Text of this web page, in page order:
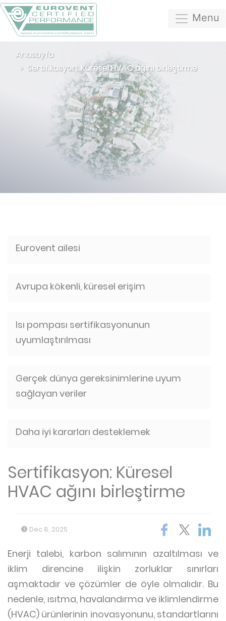
Menu
Anasayfa
Sertifikasyon: Küresel HVAC ağını birleştirme
Eurovent ailesi
Avrupa kökenli, küresel erişim
Isı pompası sertifikasyonunun
uyumlaştırılması
Gerçek dünya gereksinimlerine uyum
sağlayan veriler
Daha iyi kararları desteklemek
Sertifikasyon: Küresel
HVAC ağını birleştirme
Dec 8, 2025
Enerji talebi, karbon salımının azaltılması ve
iklim direncine ilişkin zorluklar sınırları
aşmaktadır ve çözümler de öyle olmalıdır. Bu
nedenle, ısıtma, havalandırma ve iklimlendirme
(HVAC) ürünlerinin inovasyonunu, standartlarını